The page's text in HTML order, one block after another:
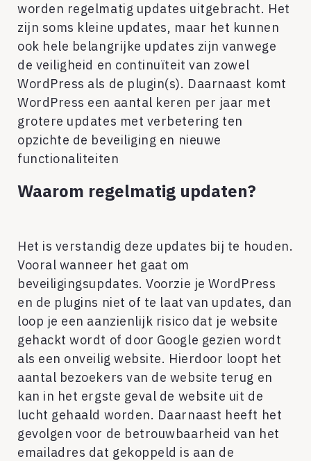
worden regelmatig updates uitgebracht. Het
zijn soms kleine updates, maar het kunnen
ook hele belangrijke updates zijn vanwege
de veiligheid en continuïteit van zowel
WordPress als de plugin(s). Daarnaast komt
WordPress een aantal keren per jaar met
grotere updates met verbetering ten
opzichte de beveiliging en nieuwe
functionaliteiten
Waarom regelmatig updaten?
Het is verstandig deze updates bij te houden.
Vooral wanneer het gaat om
beveiligingsupdates. Voorzie je WordPress
en de plugins niet of te laat van updates, dan
loop je een aanzienlijk risico dat je website
gehackt wordt of door Google gezien wordt
als een onveilig website. Hierdoor loopt het
aantal bezoekers van de website terug en
kan in het ergste geval de website uit de
lucht gehaald worden. Daarnaast heeft het
gevolgen voor de betrouwbaarheid van het
emailadres dat gekoppeld is aan de